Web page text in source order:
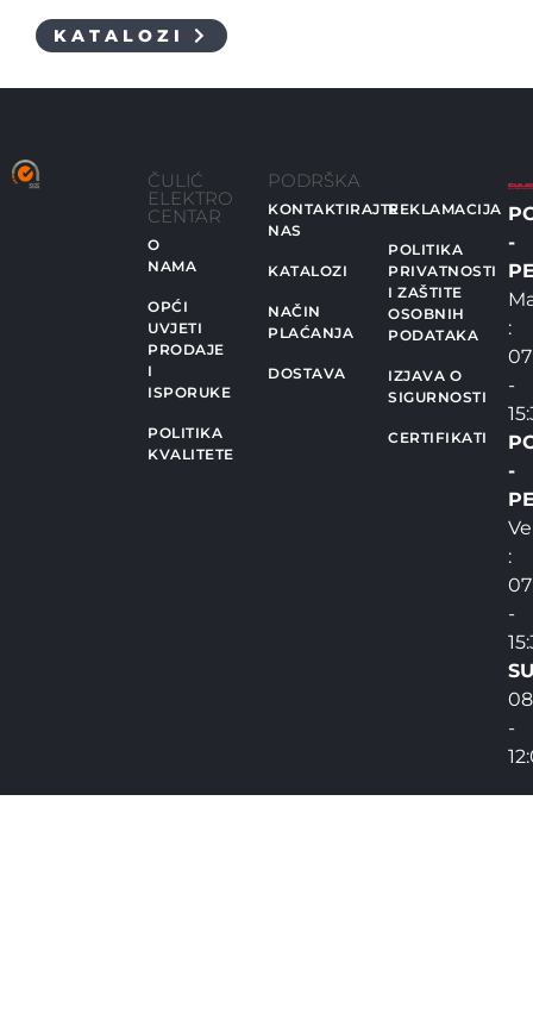
KATALOZI
ČULIĆ
ELEKTRO
CENTAR
O
NAMA
OPĆI
UVJETI
PRODAJE
I
ISPORUKE
POLITIKA
KVALITETE
PODRŠKA
KONTAKTIRAJTE
NAS
KATALOZI
NAČIN
PLAĆANJA
DOSTAVA
REKLAMACIJA
POLITIKA
PRIVATNOSTI
I ZAŠTITE
OSOBNIH
PODATAKA
IZJAVA O
SIGURNOSTI
CERTIFIKATI
-
:
-
-
:
-
-